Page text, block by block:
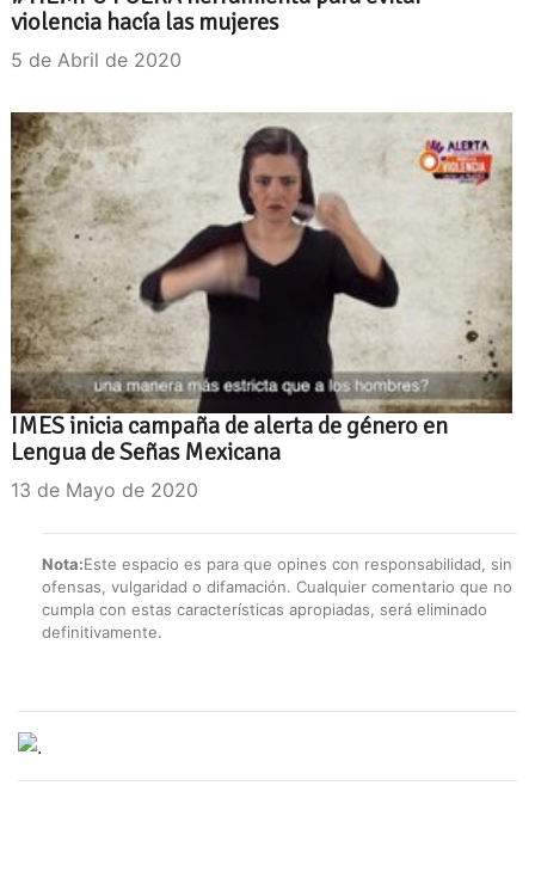
violencia hacía las mujeres
5 de Abril de 2020
IMES inicia campaña de alerta de género en
Lengua de Señas Mexicana
13 de Mayo de 2020
Nota:Este espacio es para que opines con responsabilidad, sin
ofensas, vulgaridad o difamación. Cualquier comentario que no
cumpla con estas características apropiadas, será eliminado
definitivamente.